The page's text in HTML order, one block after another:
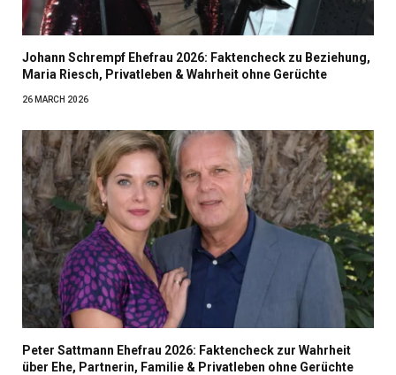
Johann Schrempf Ehefrau 2026: Faktencheck zu Beziehung,
Maria Riesch, Privatleben & Wahrheit ohne Gerüchte
26 MARCH 2026
Peter Sattmann Ehefrau 2026: Faktencheck zur Wahrheit
über Ehe, Partnerin, Familie & Privatleben ohne Gerüchte